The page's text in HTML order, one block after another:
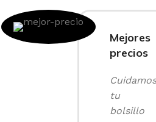
Mejores
precios
Cuidamos
tu
bolsillo